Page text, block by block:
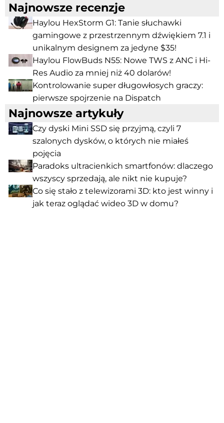
Najnowsze recenzje
Haylou HexStorm G1: Tanie słuchawki
gamingowe z przestrzennym dźwiękiem 7.1 i
unikalnym designem za jedyne $35!
Haylou FlowBuds N55: Nowe TWS z ANC i Hi-
Res Audio za mniej niż 40 dolarów!
Kontrolowanie super długowłosych graczy:
pierwsze spojrzenie na Dispatch
Najnowsze artykuły
Czy dyski Mini SSD się przyjmą, czyli 7
szalonych dysków, o których nie miałeś
pojęcia
Paradoks ultracienkich smartfonów: dlaczego
wszyscy sprzedają, ale nikt nie kupuje?
Co się stało z telewizorami 3D: kto jest winny i
jak teraz oglądać wideo 3D w domu?